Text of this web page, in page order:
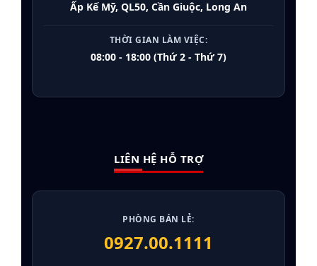
Ấp Kế Mỹ, QL50, Cần Giuộc, Long An
THỜI GIAN LÀM VIỆC:
08:00 - 18:00 (Thứ 2 - Thứ 7)
LIÊN HỆ HỖ TRỢ
PHÒNG BÁN LẺ:
0927.00.1111